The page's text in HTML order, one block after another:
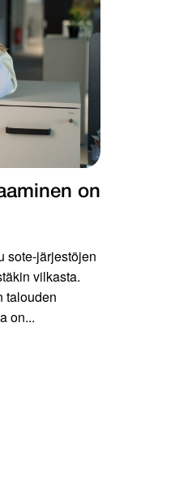
on
sote-järjestöjen
vilkasta.
talouden
on...